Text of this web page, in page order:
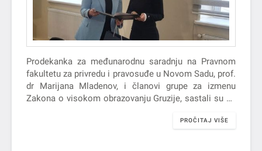
Prodekanka za međunarodnu saradnju na Pravnom
fakultetu za privredu i pravosuđe u Novom Sadu, prof.
dr Marijana Mladenov, i članovi grupe za izmenu
Zakona o visokom obrazovanju Gruzije, sastali su se
mlade u Gruziji, dr Tamar Gvamichava, 3. juna 2025.
PROČITAJ VIŠE